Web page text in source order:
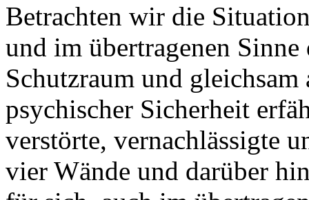
Betrachten wir die
und im übertragenen
Schutzraum und
psychischer Sicherheit
verstörte, vernachlässigte
vier Wände und darüber